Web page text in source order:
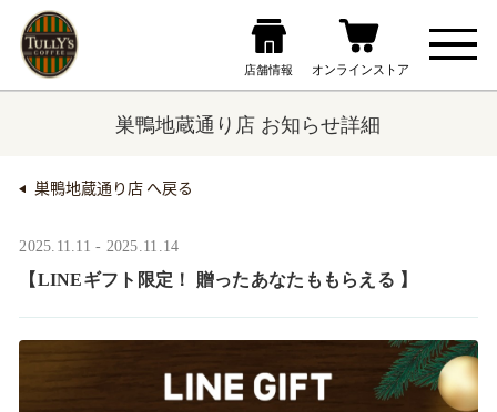
巣鴨地蔵通り店 お知らせ詳細
巣鴨地蔵通り店 へ戻る
2025.11.11 - 2025.11.14
【LINEギフト限定！ 贈ったあなたももらえる ​】